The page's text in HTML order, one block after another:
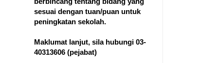
sesuai dengan tuan/puan untuk
peningkatan sekolah.
Maklumat lanjut, sila hubungi 03-
40313606 (pejabat)